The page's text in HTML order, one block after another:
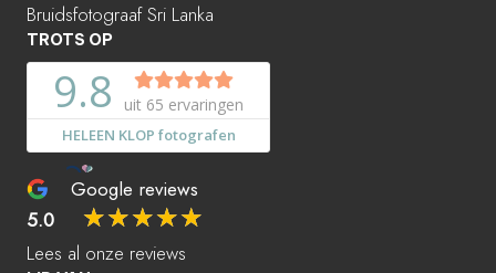
Bruidsfotograaf Sri Lanka
TROTS OP
Google reviews
5.0
☆☆☆☆☆
Lees al onze reviews